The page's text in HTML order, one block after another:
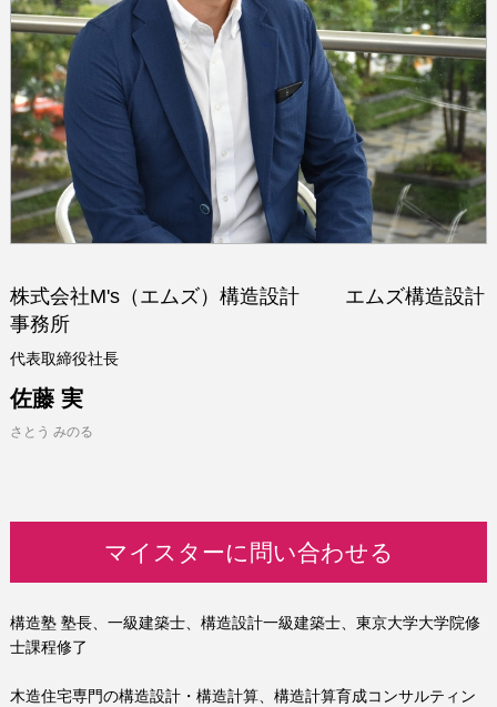
株式会社M's（エムズ）構造設計 エムズ構造設計
事務所
代表取締役社長
佐藤 実
さとう みのる
マイスターに問い合わせる
構造塾 塾長、一級建築士、構造設計一級建築士、東京大学大学院修
士課程修了
木造住宅専門の構造設計・構造計算、構造計算育成コンサルティン